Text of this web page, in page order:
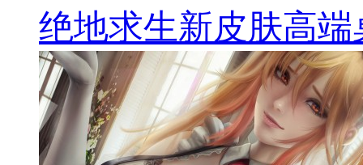
绝地求生新皮肤高端